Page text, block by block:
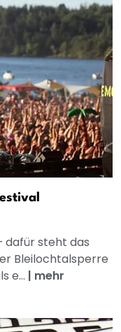
dafür steht das
Bleilochtalsperre
e... | mehr